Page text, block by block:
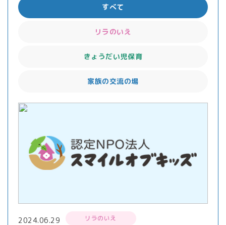
すべて
リラのいえ
きょうだい児保育
家族の交流の場
2024.06.29 リラのいえ